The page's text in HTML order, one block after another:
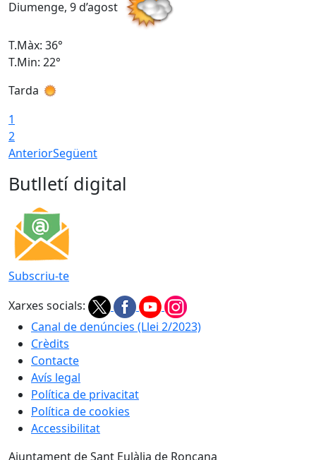
Diumenge, 9 d’agost
T.Màx: 36°
T.Min: 22°
Tarda
1
2
AnteriorSegüent
Butlletí digital
Subscriu-te
Xarxes socials:
Canal de denúncies (Llei 2/2023)
Crèdits
Contacte
Avís legal
Política de privacitat
Política de cookies
Accessibilitat
Ajuntament de Sant Eulàlia de Ronçana